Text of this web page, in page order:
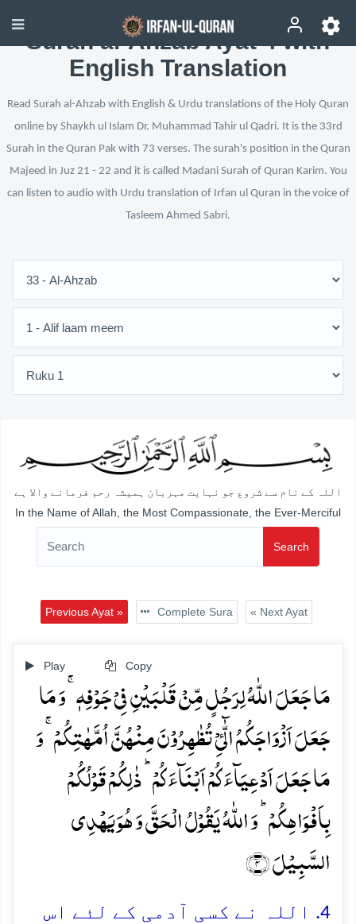
Surah al-Ahzab Ayat 4 with
English Translation
Read Surah al-Ahzab with English & Urdu translations of the Holy Quran
online by Shaykh ul Islam Dr. Muhammad Tahir ul Qadri. It is the 33rd
Surah in the Quran Pak with 73 verses. The surah's position in the Quran
Majeed in Juz 21 - 22 and it is called Madani Surah of Quran Karim. You
can listen to audio with Urdu translation of Irfan ul Quran in the voice of
Tasleem Ahmed Sabri.
اللہ کے نام سے شروع جو نہایت مہربان ہمیشہ رحم فرمانے والا ہے
In the Name of Allah, the Most Compassionate, the Ever-Merciful
Search
Previous Ayat » Complete Sura « Next Ayat
Play Copy
مَا جَعَلَ اللّٰہُ لِرَجُلٍ مِّنۡ قَلۡبَیۡنِ فِیۡ جَوۡفِہٖ ۚ وَ مَا
جَعَلَ اَزۡوَاجَکُمُ الّٰٓیِٴۡ تُظٰہِرُوۡنَ مِنۡہُنَّ اُمَّہٰتِکُمۡ ۚ وَ
مَا جَعَلَ اَدۡعِیَآءَکُمۡ اَبۡنَآءَکُمۡ ؕ ذٰلِکُمۡ قَوۡلُکُمۡ
بِاَفۡوَاہِکُمۡ ؕ وَ اللّٰہُ یَقُوۡلُ الۡحَقَّ وَ ہُوَ یَہۡدِی
السَّبِیۡلَ ﴿۴﴾
4. اللہ نے کسی آدمی کے لئے اس